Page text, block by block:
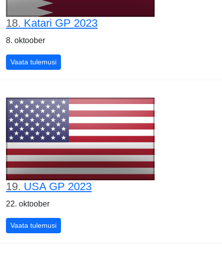
18. Katari GP 2023
8. oktoober
Vaata tulemusiKatari GP 2023
19. USA GP 2023
22. oktoober
Vaata tulemusiUSA GP 2023